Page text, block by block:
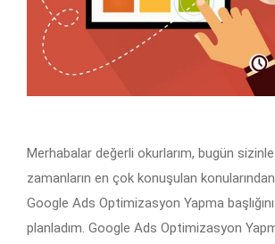
Merhabalar değerli okurlarım, bugün
zamanların en çok konuşulan
Google Ads Optimizasyon Yapma
planladım. Google Ads Optimizasyon